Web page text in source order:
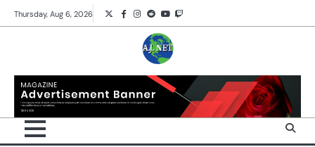
to
Thursday, Aug 6, 2026 Twitter
Facebook
Instagram
RedditYouTube